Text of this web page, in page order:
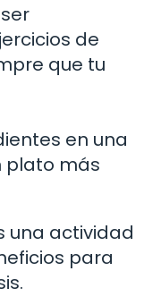
de
que tu
en una
plato más
una actividad
para